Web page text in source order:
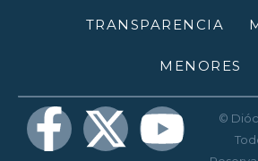
TRANSPARENCIA
MENORES
©